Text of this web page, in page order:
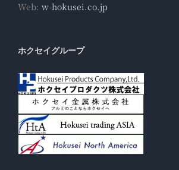
Web: w-hokusei.co.jp
ホクセイグループ